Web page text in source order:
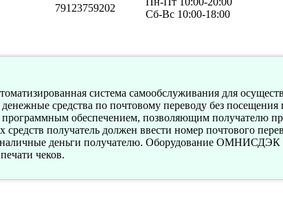
79123759202
Сб-Вс 10:00-18:00
система самообслуживания для
средства по почтовому переводу без посещения
обеспечением, позволяющим получателю
получатель должен ввести номер почтового
наличные деньги получателю. Оборудование ОМНИСДЭК
чеков.